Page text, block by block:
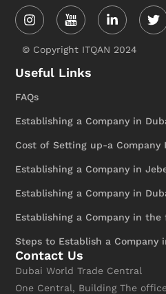
Instagram Linkedin-
in
© Copyright ITQAN 2024
Useful Links
FAQs
Establishing a Company in
Cost of Setting up-a Company
Establishing a Company in
Establishing a Company in
Establishing a Company in the
Steps to Establish a Company
Contact Us
Dubai World Trade Central
One Central, Building The